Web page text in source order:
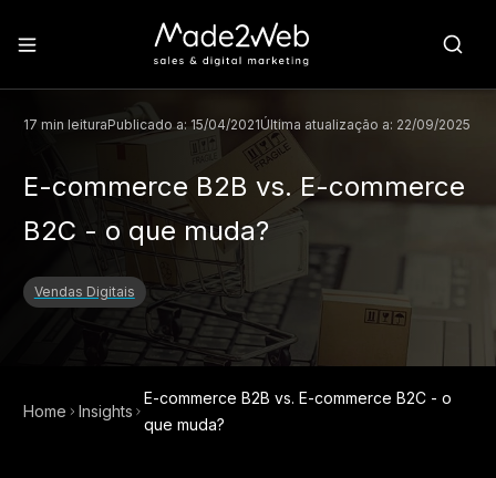
17 min leituraPublicado a: 15/04/2021Última atualização a: 22/09/2025
E-commerce B2B vs. E-commerce
B2C - o que muda?
Vendas Digitais
Home Insights
E-commerce B2B vs. E-commerce B2C - o
que muda?